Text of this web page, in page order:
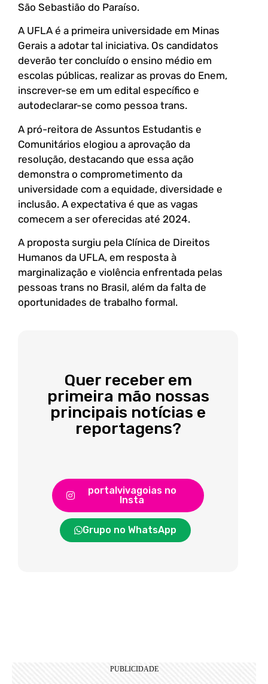
São Sebastião do Paraíso.
A UFLA é a primeira universidade em Minas
Gerais a adotar tal iniciativa. Os candidatos
deverão ter concluído o ensino médio em
escolas públicas, realizar as provas do Enem,
inscrever-se em um edital específico e
autodeclarar-se como pessoa trans.
A pró-reitora de Assuntos Estudantis e
Comunitários elogiou a aprovação da
resolução, destacando que essa ação
demonstra o comprometimento da
universidade com a equidade, diversidade e
inclusão. A expectativa é que as vagas
comecem a ser oferecidas até 2024.
A proposta surgiu pela Clínica de Direitos
Humanos da UFLA, em resposta à
marginalização e violência enfrentada pelas
pessoas trans no Brasil, além da falta de
oportunidades de trabalho formal.
Quer receber em
primeira mão nossas
principais notícias e
reportagens?
portalvivagoias no
Insta
Grupo no WhatsApp